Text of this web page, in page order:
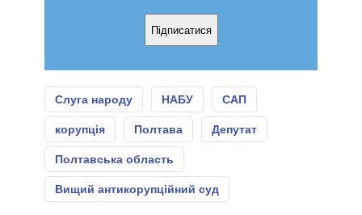
Підписатися
Слуга народу НАБУ САП
корупція Полтава Депутат
Полтавська область
Вищий антикорупційний суд